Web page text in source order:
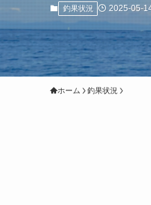
釣果状況 2025-05-
ホーム 釣果状況